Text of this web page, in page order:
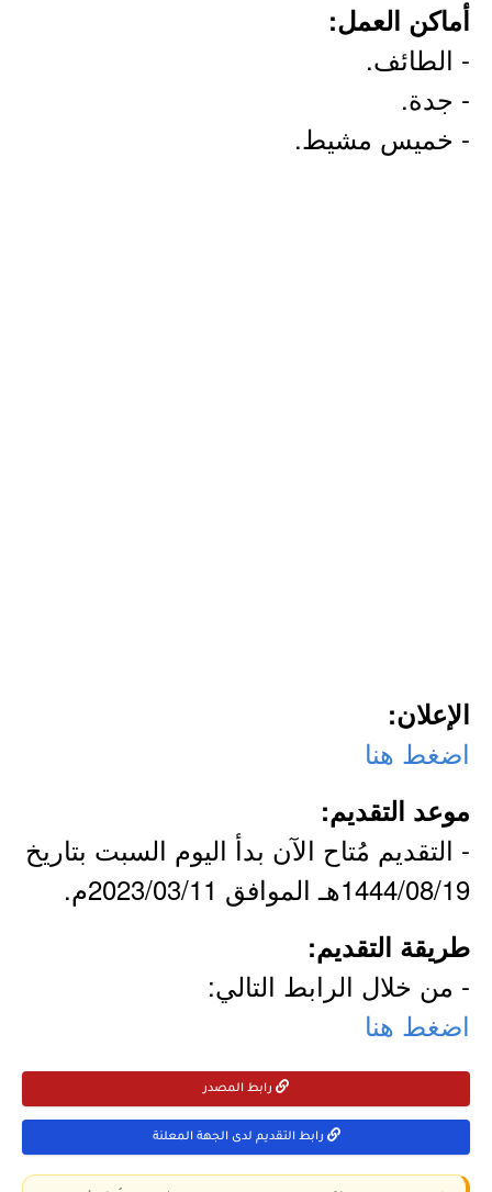
أماكن العمل:
- الطائف.
- جدة.
- خميس مشيط.
الإعلان:
اضغط هنا
موعد التقديم:
- التقديم مُتاح الآن بدأ اليوم السبت بتاريخ
1444/08/19هـ الموافق 2023/03/11م.
طريقة التقديم:
- من خلال الرابط التالي:
اضغط هنا
رابط المصدر
رابط التقديم لدى الجهة المعلنة